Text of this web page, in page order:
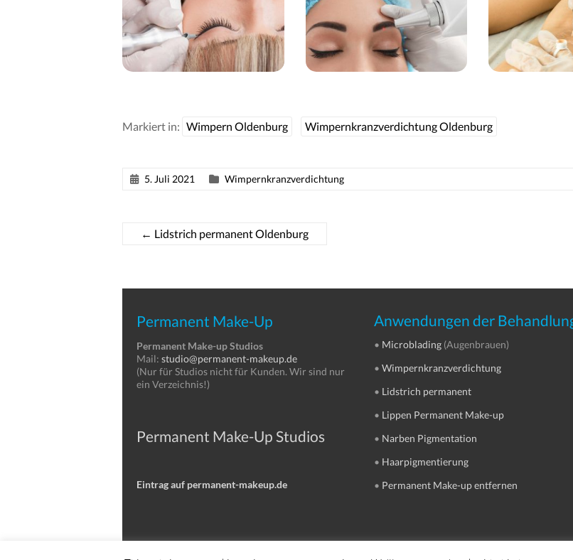
Markiert in: Wimpern Oldenburg Wimpernkranzverdichtung Oldenburg
5. Juli 2021 Wimpernkranzverdichtung
← Lidstrich permanent Oldenburg
Permanent Make-Up
Permanent Make-up Studios
Mail: studio@permanent-makeup.de
(Nur für Studios nicht für Kunden. Wir sind nur
ein Verzeichnis!)
Permanent Make-Up Studios
Eintrag auf permanent-makeup.de
Anwendungen der
• Microblading (Augenbrauen)
•Wimpernkranzverdichtung
• Lidstrich permanent
• Lippen Permanent Make-up
• Narben Pigmentation
• Haarpigmentierung
• Permanent Make-up entfernen